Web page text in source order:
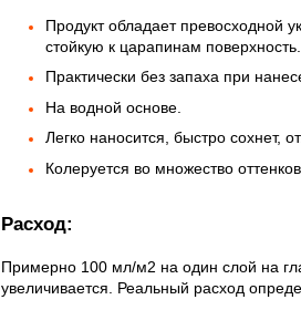
Продукт обладает превосходной
стойкую к царапинам поверхность.
Практически без запаха при
На водной основе.
Легко наносится, быстро сохнет,
Колеруется во множество оттенков.
Расход:
Примерно 100 мл/м2 на один слой на
увеличивается. Реальный расход